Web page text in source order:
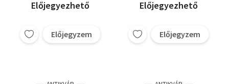
Előjegyezhető
Előjegyzem
Előjegyezhető
Előjegyzem